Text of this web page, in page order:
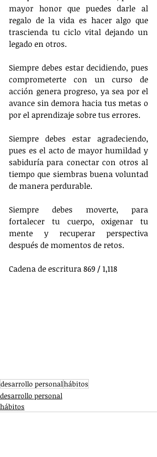
mayor honor que puedes darle al
regalo de la vida es hacer algo que
trascienda tu ciclo vital dejando un
legado en otros.
Siempre debes estar decidiendo, pues
comprometerte con un curso de
acción genera progreso, ya sea por el
avance sin demora hacia tus metas o
por el aprendizaje sobre tus errores.
Siempre debes estar agradeciendo,
pues es el acto de mayor humildad y
sabiduría para conectar con otros al
tiempo que siembras buena voluntad
de manera perdurable.
Siempre debes moverte, para
fortalecer tu cuerpo, oxigenar tu
mente y recuperar perspectiva
después de momentos de retos.
Cadena de escritura 869 / 1,118
desarrollo personalhábitos
desarrollo personal
hábitos